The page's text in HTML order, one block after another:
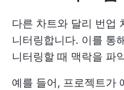
다른 차트와 달리 번업
니터링합니다. 이를 통
니터링할 때 맥락을 파
예를 들어, 프로젝트가